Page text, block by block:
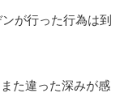
が行った行為は到
た違った深みが感